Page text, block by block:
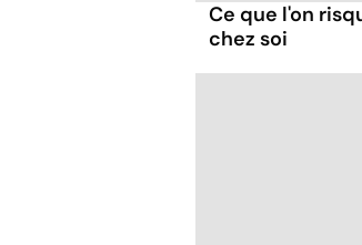
Ce que l'on
chez soi